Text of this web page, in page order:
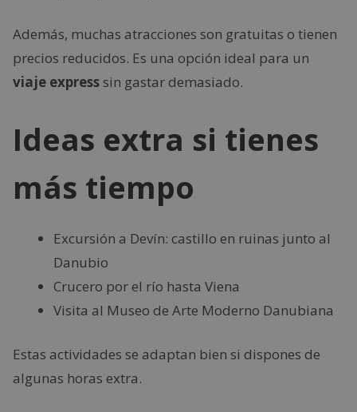
Además, muchas atracciones son gratuitas o tienen
precios reducidos. Es una opción ideal para un
viaje expresssin gastar demasiado.
Ideas extra si tienes
más tiempo
Excursión a Devín: castillo en ruinas junto al
Danubio
Crucero por el río hasta Viena
Visita al Museo de Arte Moderno Danubiana
Estas actividades se adaptan bien si dispones de
algunas horas extra.